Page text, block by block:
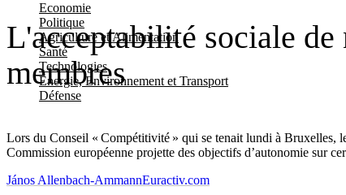
Economie
Politique
Agriculture et Alimentation
Santé
Technologies
Energie, Environnement et Transport
Défense
L'acceptabilité sociale de
membres
Lors du Conseil « Compétitivité » qui se tenait lundi à Bruxelles,
Commission européenne projette des objectifs d’autonomie sur
János Allenbach-AmmannEuractiv.com